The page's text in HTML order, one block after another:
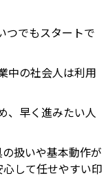
つでもスタートで
中の社会人は利用
、早く進みたい人
扱いや基本動作が
して任せやすい印